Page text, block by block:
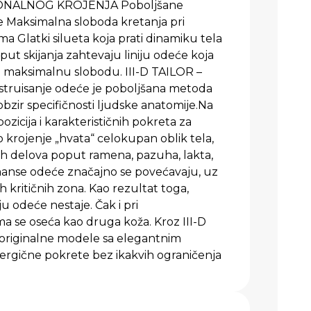
KROJENJA Poboljšane
sloboda kretanja pri
Glatki silueta koja prati dinamiku tela
skijanja zahtevaju liniju odeće koja
slobodu. III-D TAILOR –
odeće je poboljšana metoda
specifičnosti ljudske anatomije.Na
i karakterističnih pokreta za
„hvata“ celokupan oblik tela,
delova poput ramena, pazuha, lakta,
odeće značajno se povećavaju, uz
kritičnih zona. Kao rezultat toga,
odeće nestaje. Čak i pri
se oseća kao druga koža. Kroz III-D
modele sa elegantnim
pokrete bez ikakvih ograničenja